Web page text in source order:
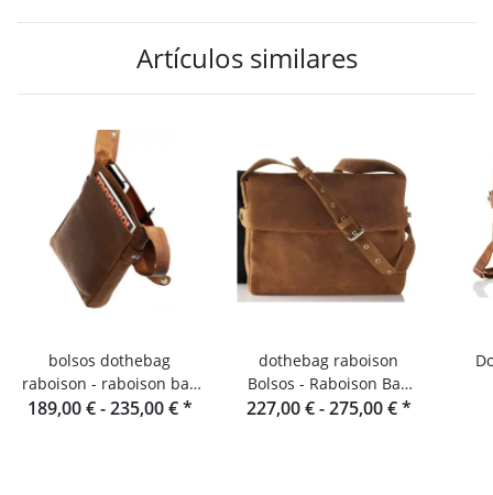
Artículos similares
bolsos dothebag
raboison - raboison bag
upend formato vertical
189,00 € -235,00 €*
dothebag raboison
Bolsos - Raboison Bag
Formato apaisado toro
227,00 € -275,00 €*